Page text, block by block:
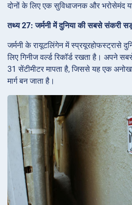
दोनों के लिए एक सुविधाजनक और भरोसेमंद
तथ्य 27: जर्मनी में दुनिया की सबसे संकरी
जर्मनी के रायूटलिंगेन में स्प्रयूरहोफस्ट्रासे
लिए गिनीज वर्ल्ड रिकॉर्ड रखता है। अपने
31 सेंटीमीटर मापता है, जिससे यह एक
मार्ग बन जाता है।